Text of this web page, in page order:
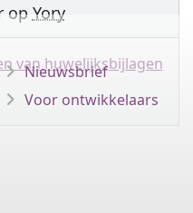
op Yory
van huwelijksbijlagen
Nieuwsbrief
Voor ontwikkelaars